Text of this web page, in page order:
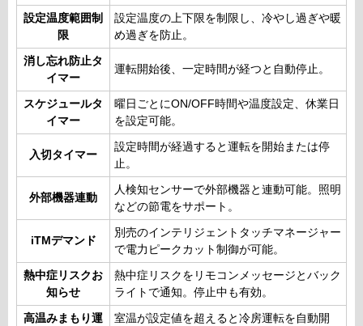
設定温度範囲制
限
設定温度の上下限を制限し、冷やし過ぎや暖
め過ぎを防止。
消し忘れ防止タ
イマー
運転開始後、一定時間が経つと自動停止。
スケジュールタ
イマー
曜日ごとにON/OFF時間や温度設定、休業日
を設定可能。
入切タイマー
設定時間が経過すると運転を開始または停
止。
外部機器連動
人検知センサーで外部機器と連動可能。照明
などの節電をサポート。
iTMデマンド
別売のインテリジェントタッチマネージャー
で電力ピークカット制御が可能。
熱中症リスクお
知らせ
熱中症リスクをリモコンメッセージとバック
ライトで通知。停止中も有効。
高温みまもり運
室温が設定値を超えると冷房運転を自動開